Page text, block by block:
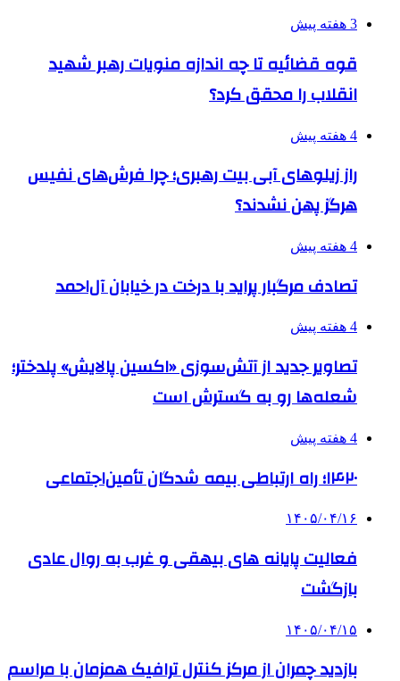
3 هفته پیش
قوه قضائیه تا چه اندازه منویات رهبر شهید
انقلاب را محقق کرد؟
4 هفته پیش
راز زیلوهای آبی بیت رهبری؛ چرا فرش‌های نفیس
هرگز پهن نشدند؟
4 هفته پیش
تصادف مرگبار پراید با درخت در خیابان آل‌احمد
4 هفته پیش
تصاویر جدید از آتش‌سوزی «اکسین پالایش» پلدختر؛
شعله‌ها رو به گسترش است
4 هفته پیش
۱۴۲۰؛ راه ارتباطی بیمه شدگان تأمین‌اجتماعی
۱۴۰۵/۰۴/۱۶
فعالیت پایانه های بیهقی و غرب به روال عادی
بازگشت
۱۴۰۵/۰۴/۱۵
بازدید چمران از مرکز کنترل ترافیک همزمان با مراسم